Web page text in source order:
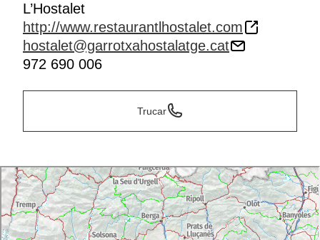
L’Hostalet
http://www.restaurantlhostalet.com
hostalet@garrotxahostalatge.cat
972 690 006
Trucar